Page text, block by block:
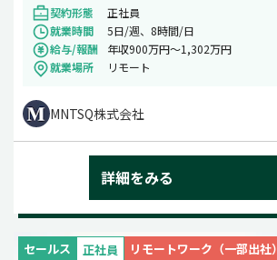
契約形態
正社員
就業時間
5日/週、8時間/日
給与/報酬
年収900万円〜1,302万円
就業場所
リモート
MNTSQ株式会社
詳細をみる
セールス 正社員 リモートワーク（一部出社）